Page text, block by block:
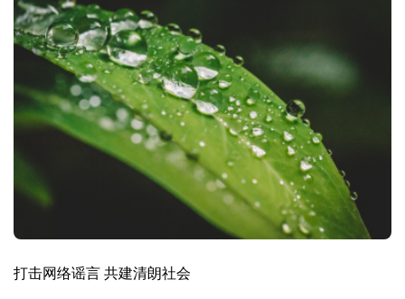
打击网络谣言 共建清朗社会